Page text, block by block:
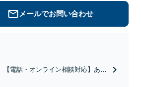
メールでお問い合わせ
【電話・オンライン相談対応】あな